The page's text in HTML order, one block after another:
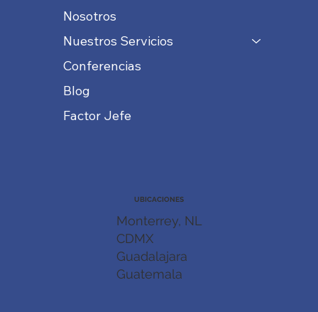
Nosotros
Nuestros Servicios
Conferencias
Blog
Factor Jefe
Monterrey, NL
CDMX
Guadalajara
Guatemala
UBICACIONES